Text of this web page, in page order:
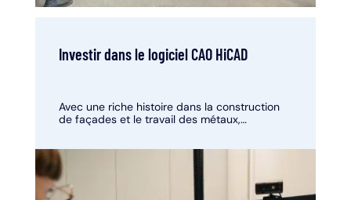
Investir dans le logiciel CAO HiCAD
Avec une riche histoire dans la construction
de façades et le travail des métaux,